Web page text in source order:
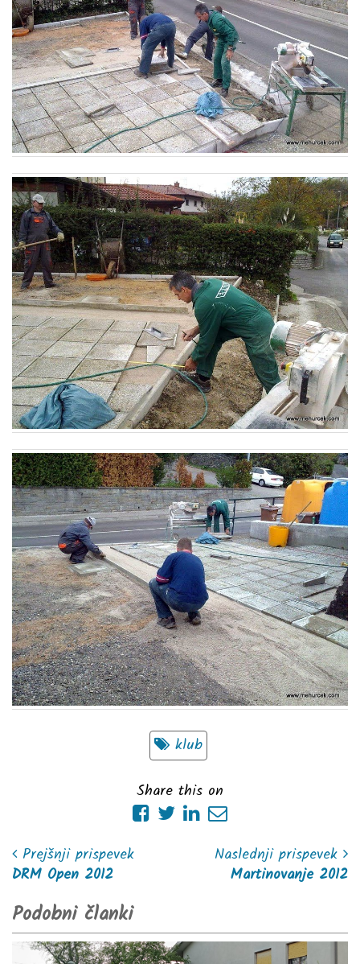
klub
Share this on
Prejšnji prispevek
DRM Open 2012
Naslednji prispevek
Martinovanje 2012
Podobni članki